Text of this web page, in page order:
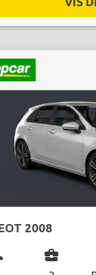
2008
business_center